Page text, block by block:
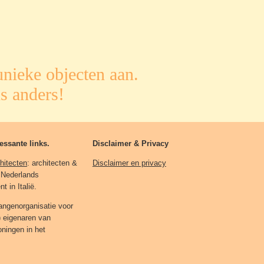
objecten aan.
anders!
links.
: architecten &
in Italië.
voor
eigenaren van
in het
Disclaimer & Privacy
Disclaimer en privacy